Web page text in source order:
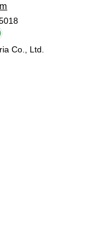
Co., Ltd.